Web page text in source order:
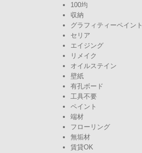
100均
収納
グラフィティーペイント
セリア
エイジング
リメイク
オイルステイン
壁紙
有孔ボード
工具不要
ペイント
端材
フローリング
無垢材
賃貸OK